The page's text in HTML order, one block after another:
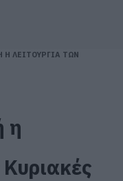
ΛΕΙΤΟΥΡΓΙΑ ΤΩΝ
η